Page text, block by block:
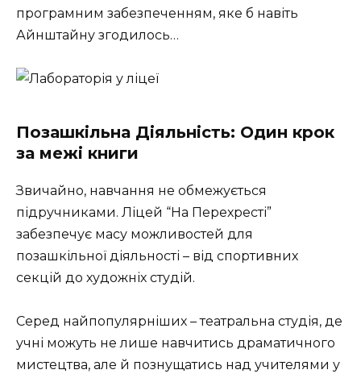
програмним забезпеченням, яке б навіть
Айнштайну згодилось…
Позашкільна Діяльність: Один крок
за межі книги
Звичайно, навчання не обмежується
підручниками. Ліцей “На Перехресті”
забезпечує масу можливостей для
позашкільної діяльності – від спортивних
секцій до художніх студій.
Серед найпопулярніших – театральна студія, де
учні можуть не лише навчитись драматичного
мистецтва, але й познущатись над учителями у